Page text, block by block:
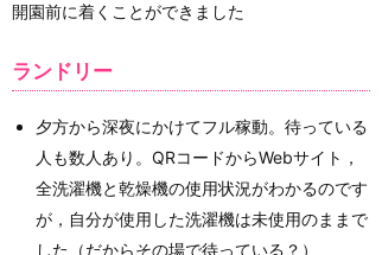
開園前に着くことができました
ランドリー
夕方から深夜にかけてフル稼動。待っている
人も数人あり。QRコードからWebサイト，
全洗濯機と乾燥機の使用状況がわかるのです
が，自分が使用した洗濯機は未使用のままで
した（だからその場で待っている？）